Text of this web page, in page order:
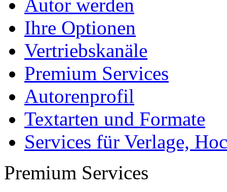
Autor werden
Ihre Optionen
Vertriebskanäle
Premium Services
Autorenprofil
Textarten und Formate
Services für Verlage,
Premium Services